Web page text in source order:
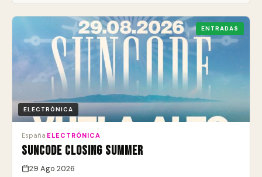
ENTRADAS
ELECTRÓNICA
España ELECTRÓNICA
SUNCODE Closing Summer
29 Ago 2026